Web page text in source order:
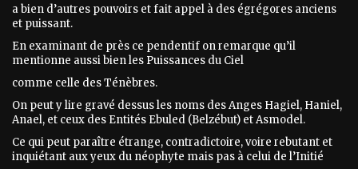
a bien d’autres pouvoirs et fait appel à des égrégores anciens
et puissant.
En examinant de près ce pendentif on remarque qu’il
mentionne aussi bien les Puissances du Ciel
comme celle des Ténèbres.
On peut y lire gravé dessus les noms des Anges Hagiel, Haniel,
Anael, et ceux des Entités Ebuled (Belzébut) et Asmodel.
Ce qui peut paraître étrange, contradictoire, voire rebutant et
inquiétant aux yeux du néophyte mais pas à celui de l’Initié